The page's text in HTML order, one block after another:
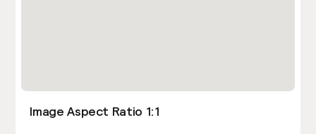
Image Aspect Ratio 1:1